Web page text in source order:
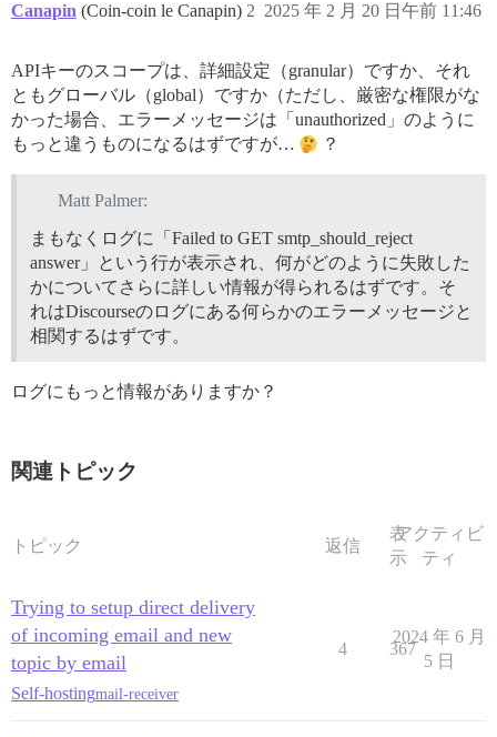
Canapin (Coin-coin le Canapin) 2025 年 2 月 20 日午前 11:46
2
APIキーのスコープは、詳細設定（granular）ですか、それ
ともグローバル（global）ですか（ただし、厳密な権限がな
かった場合、エラーメッセージは「unauthorized」のように
もっと違うものになるはずですが…
？
Matt Palmer:
まもなくログに「Failed to GET smtp_should_reject
answer」という行が表示され、何がどのように失敗した
かについてさらに詳しい情報が得られるはずです。そ
れはDiscourseのログにある何らかのエラーメッセージと
相関するはずです。
ログにもっと情報がありますか？
関連トピック
トピック 返信
表
示
アクティビ
ティ
Trying to setup direct delivery
of incoming email and new
topic by email
Self-hostingmail-receiver
4 367
2024 年 6 月
5 日